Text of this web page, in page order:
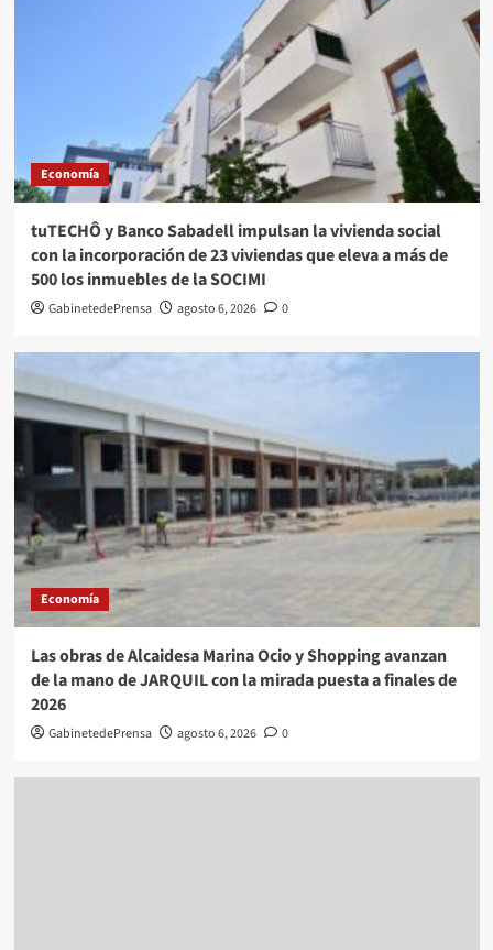
Economía
tuTECHÔ y Banco Sabadell impulsan la vivienda social
con la incorporación de 23 viviendas que eleva a más de
500 los inmuebles de la SOCIMI
GabinetedePrensa agosto 6, 2026 0
Economía
Las obras de Alcaidesa Marina Ocio y Shopping avanzan
de la mano de JARQUIL con la mirada puesta a finales de
2026
GabinetedePrensa agosto 6, 2026 0